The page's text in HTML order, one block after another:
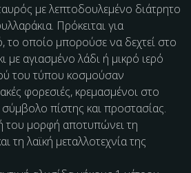
με λεπτοδουλεμένο διάτρητο
Πρόκειται για
το οποίο μπορούσε να δεχτεί στο
με αγιασμένο λάδι ή μικρό ιερό
του τύπου κοσμούσαν
φορεσιές, κρεμασμένοι στο
πίστης και προστασίας.
του μορφή αποτυπώνει τη
τη λαϊκή μεταλλοτεχνία της